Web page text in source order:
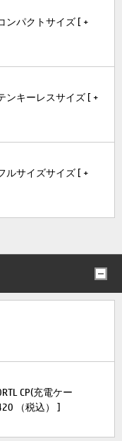
ンパクトサイズ [ +
ンキーレスサイズ [ +
ルサイズサイズ [ +
CP(充電ケー
（税込） ]